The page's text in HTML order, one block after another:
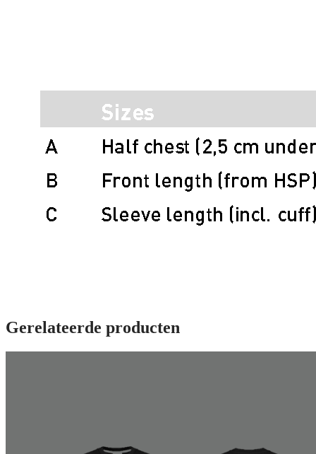
Gerelateerde producten